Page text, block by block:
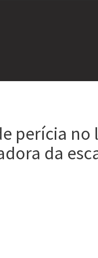
perícia
da